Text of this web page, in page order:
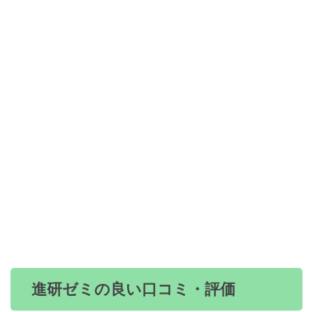
進研ゼミの良い口コミ・評価